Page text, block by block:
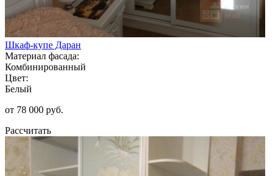
Шкаф-купе Даран
Материал фасада:
Комбинированный
Цвет:
Белый
от 78 000 руб.
Рассчитать